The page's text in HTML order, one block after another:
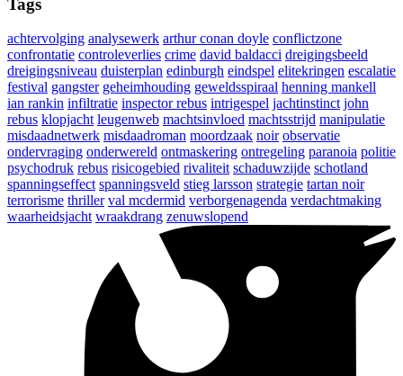
Tags
achtervolging analysewerk arthur conan doyle conflictzone
confrontatie controleverlies crime david baldacci dreigingsbeeld
dreigingsniveau duisterplan edinburgh eindspel elitekringen escalatie
festival gangster geheimhouding geweldsspiraal henning mankell
ian rankin infiltratie inspector rebus intrigespel jachtinstinct john
rebus klopjacht leugenweb machtsinvloed machtsstrijd manipulatie
misdaadnetwerk misdaadroman moordzaak noir observatie
ondervraging onderwereld ontmaskering ontregeling paranoia politie
psychodruk rebus risicogebied rivaliteit schaduwzijde schotland
spanningseffect spanningsveld stieg larsson strategie tartan noir
terrorisme thriller val mcdermid verborgenagenda verdachtmaking
waarheidsjacht wraakdrang zenuwslopend